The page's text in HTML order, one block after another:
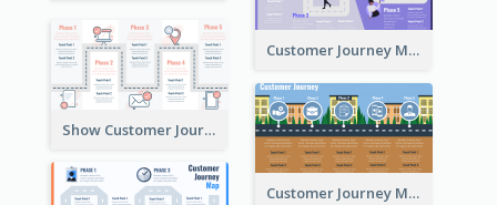
Customer Journey Map in 5 Phases
Show Customer Journey with CJM
Customer Journey Map for Real Estate